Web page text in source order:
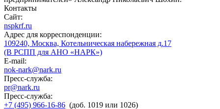
Контакты
Сайт:
nspkrf.ru
Адрес для корреспонденции:
109240, Москва, Котельническая набережная д.17
(В РСПП для АНО «НАРК»)
E-mail:
nok-nark@nark.ru
Пресс-служба:
pr@nark.ru
Пресс-служба:
+7 (495) 966-16-86 (доб. 1019 или 1026)